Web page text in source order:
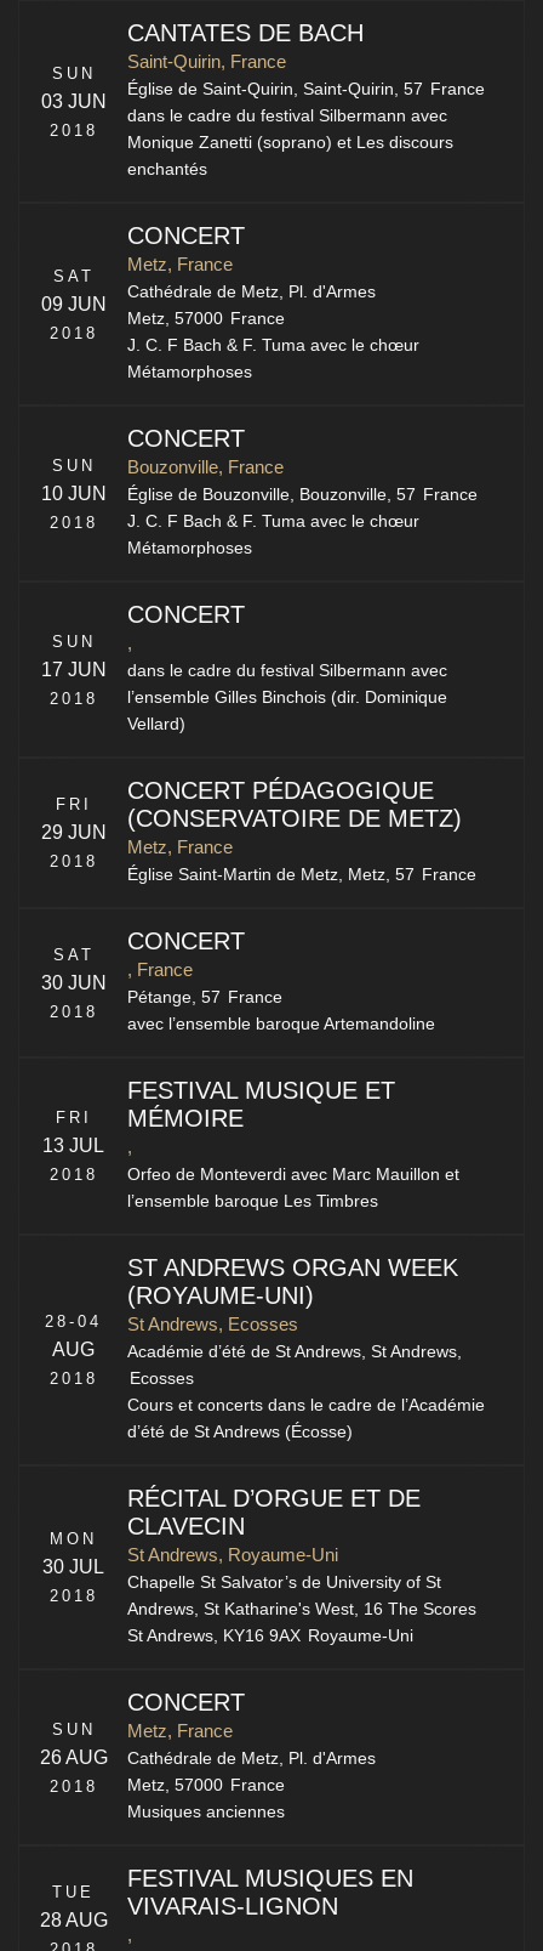
SUN
03 JUN
2018
CANTATES DE BACH
Saint-Quirin, France
Église de Saint-Quirin,Saint-Quirin, 57 France
dans le cadre du festival Silbermann avec
Monique Zanetti (soprano) et Les discours
enchantés
SAT
09 JUN
2018
CONCERT
Metz, France
Cathédrale de Metz, Pl. d'Armes
Metz, 57000 France
J. C. F Bach & F. Tuma avec le chœur
Métamorphoses
SUN
10 JUN
2018
CONCERT
Bouzonville, France
Église de Bouzonville, Bouzonville, 57 France
J. C. F Bach & F. Tuma avec le chœur
Métamorphoses
SUN
17 JUN
2018
CONCERT
,
dans le cadre du festival Silbermann avec
l’ensemble Gilles Binchois (dir. Dominique
Vellard)
FRI
29 JUN
2018
CONCERT PÉDAGOGIQUE
(CONSERVATOIRE DE METZ)
Metz, France
Église Saint-Martin de Metz, Metz, 57 France
SAT
30 JUN
2018
CONCERT
, France
Pétange,57 France
avec l’ensemble baroque Artemandoline
FRI
13 JUL
2018
FESTIVAL MUSIQUE ET
MÉMOIRE
,
Orfeo de Monteverdi avec Marc Mauillon et
l’ensemble baroque Les Timbres
28-04
AUG
2018
ST ANDREWS ORGAN WEEK
(ROYAUME-UNI)
St Andrews, Ecosses
Académie d’été de St Andrews,St Andrews,
Ecosses
Cours et concerts dans le cadre de l’Académie
d’été de St Andrews (Écosse)
MON
30 JUL
2018
RÉCITAL D’ORGUE ET DE
CLAVECIN
St Andrews, Royaume-Uni
Chapelle St Salvator’s de University of St
Andrews,St Katharine's West, 16 The Scores
St Andrews, KY16 9AX Royaume-Uni
SUN
26 AUG
2018
CONCERT
Metz, France
Cathédrale de Metz, Pl. d'Armes
Metz, 57000 France
Musiques anciennes
TUE
28 AUG
FESTIVAL MUSIQUES EN
VIVARAIS-LIGNON
,